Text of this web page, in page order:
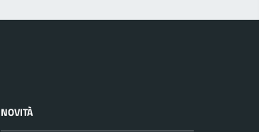
NOVITÀ